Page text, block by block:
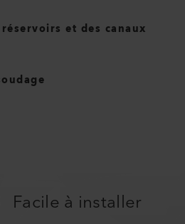
et des canaux
Facile à installer